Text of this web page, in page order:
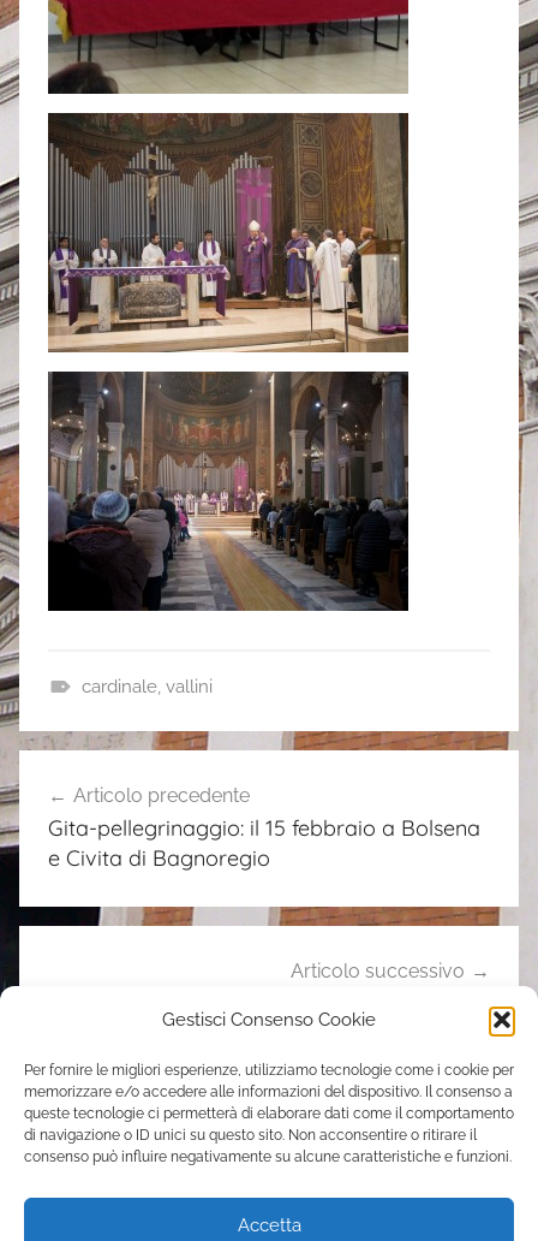
Gestisci Consenso Cookie
Per fornire le migliori esperienze, utilizziamo tecnologie come i cookie per
memorizzare e/o accedere alle informazioni del dispositivo. Il consenso a
queste tecnologie ci permetterà di elaborare dati come il comportamento
di navigazione o ID unici su questo sito. Non acconsentire o ritirare il
consenso può influire negativamente su alcune caratteristiche e funzioni.
Accetta
o
z
e
cardinale, vallini
Navigazione
articoli
Articolo precedente
Gita-pellegrinaggio: il 15 febbraio a Bolsena
e Civita di Bagnoregio
Articolo successivo
Gli orari del Triduo pasquale 2015
Contatti
Parrocchia Sant’Elena
Via Casilina, 205 – 00176 Roma